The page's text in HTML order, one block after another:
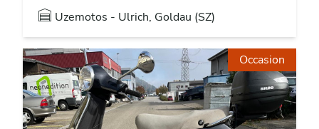
Uzemotos - Ulrich, Goldau (SZ)
Occasion